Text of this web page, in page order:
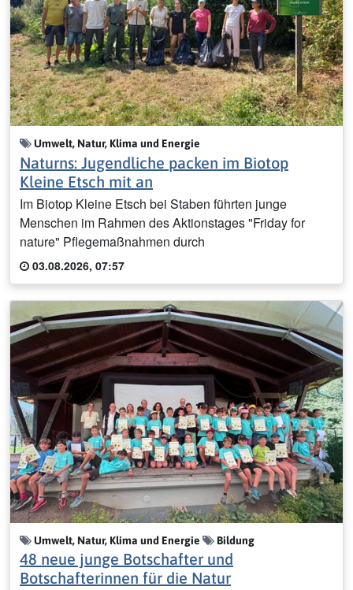
Umwelt, Natur, Klima und Energie
Naturns: Jugendliche packen im Biotop
Kleine Etsch mit an
Im Biotop Kleine Etsch bei Staben führten junge
Menschen im Rahmen des Aktionstages "Friday for
nature" Pflegemaßnahmen durch
03.08.2026, 07:57
Umwelt, Natur, Klima und Energie Bildung
48 neue junge Botschafter und
Botschafterinnen für die Natur